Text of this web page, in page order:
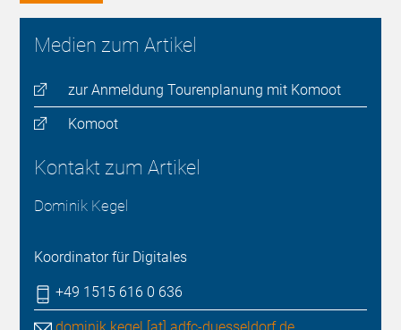
Medien zum Artikel
zur Anmeldung Tourenplanung mit Komoot
Komoot
Kontakt zum Artikel
Dominik Kegel
Koordinator für Digitales
+49 1515 616 0 636